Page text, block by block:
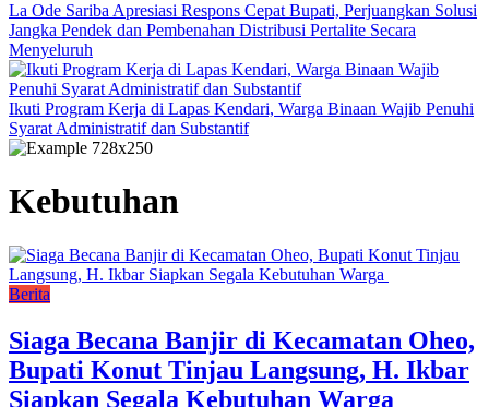
La Ode Sariba Apresiasi Respons Cepat Bupati, Perjuangkan Solusi
Jangka Pendek dan Pembenahan Distribusi Pertalite Secara
Menyeluruh
Ikuti Program Kerja di Lapas Kendari, Warga Binaan Wajib Penuhi
Syarat Administratif dan Substantif
Kebutuhan
Berita
Siaga Becana Banjir di Kecamatan Oheo,
Bupati Konut Tinjau Langsung, H. Ikbar
Siapkan Segala Kebutuhan Warga